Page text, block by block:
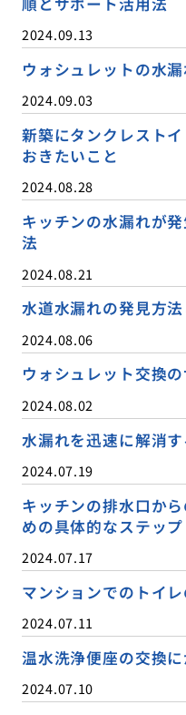
2024.09.13
ウォシュレットの水
2024.09.03
新築にタンクレスト
おきたいこと
2024.08.28
キッチンの水漏れが
法
2024.08.21
水道水漏れの発見方
2024.08.06
ウォシュレット交換
2024.08.02
水漏れを迅速に解消
2024.07.19
キッチンの排水口か
めの具体的なステップ
2024.07.17
マンションでのトイ
2024.07.11
温水洗浄便座の交換
2024.07.10